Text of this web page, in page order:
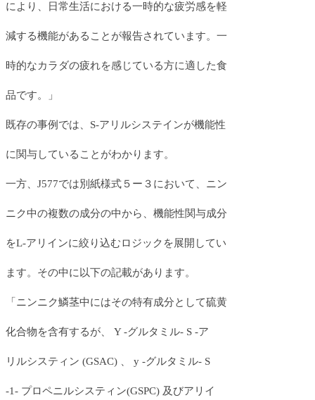
により、日常生活における一時的な疲労感を軽
減する機能があることが報告されています。一
時的なカラダの疲れを感じている方に適した食
品です。」
既存の事例では、S-アリルシステインが機能性
に関与していることがわかります。
一方、J577では別紙様式５ー３において、ニン
ニク中の複数の成分の中から、機能性関与成分
をL-アリインに絞り込むロジックを展開してい
ます。その中に以下の記載があります。
「ニンニク鱗茎中にはその特有成分として硫黄
化合物を含有するが、 Y -グルタミル- S -ア
リルシスティン (GSAC) 、 y -グルタミル- S
-1- プロペニルシスティン(GSPC) 及びアリイ